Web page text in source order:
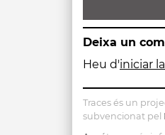
Deixa un
Heu d'iniciar
Traces és un
subvencionat pel